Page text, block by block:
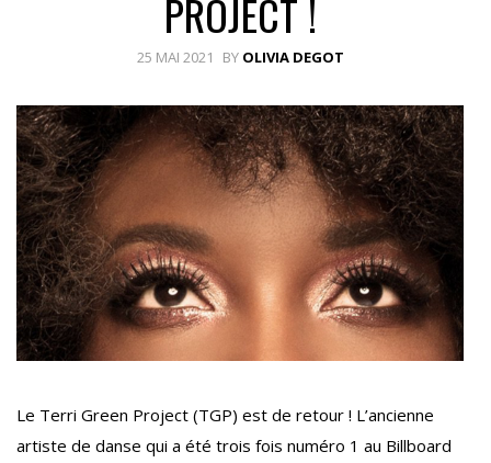
PROJECT !
25 MAI 2021 BY OLIVIA DEGOT
Le Terri Green Project (TGP) est de retour ! L’ancienne
artiste de danse qui a été trois fois numéro 1 au Billboard